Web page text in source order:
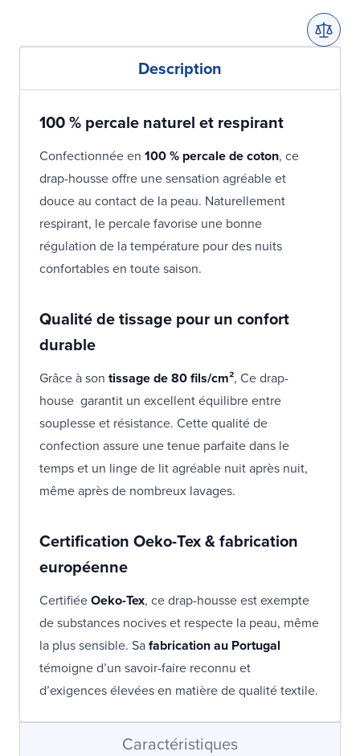
Description
100 % percale naturel et respirant
Confectionnée en 100 % percale de coton, ce
drap-housse offre une sensation agréable et
douce au contact de la peau. Naturellement
respirant, le percale favorise une bonne
régulation de la température pour des nuits
confortables en toute saison.
Qualité de tissage pour un confort
durable
Grâce à son tissage de 80 fils/cm², Ce drap-
house garantit un excellent équilibre entre
souplesse et résistance. Cette qualité de
confection assure une tenue parfaite dans le
temps et un linge de lit agréable nuit après nuit,
même après de nombreux lavages.
Certification Oeko-Tex & fabrication
européenne
CertifiéeOeko-Tex, ce drap-housse est exempte
de substances nocives et respecte la peau, même
la plus sensible. Safabrication au Portugal
témoigne d’un savoir-faire reconnu et
d’exigences élevées en matière de qualité textile.
Caractéristiques